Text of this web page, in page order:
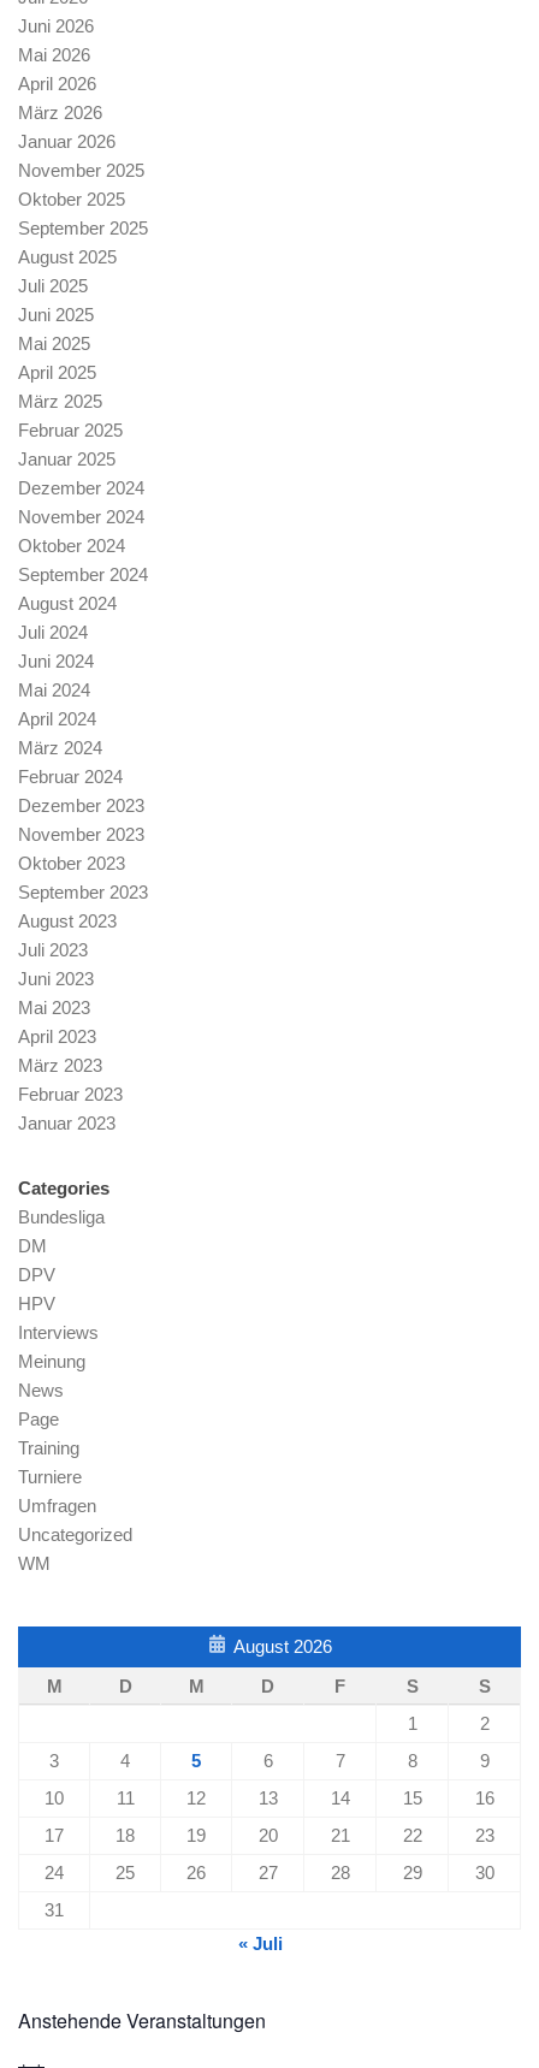
Juni 2026
Mai 2026
April 2026
März 2026
Januar 2026
November 2025
Oktober 2025
September 2025
August 2025
Juli 2025
Juni 2025
Mai 2025
April 2025
März 2025
Februar 2025
Januar 2025
Dezember 2024
November 2024
Oktober 2024
September 2024
August 2024
Juli 2024
Juni 2024
Mai 2024
April 2024
März 2024
Februar 2024
Dezember 2023
November 2023
Oktober 2023
September 2023
August 2023
Juli 2023
Juni 2023
Mai 2023
April 2023
März 2023
Februar 2023
Januar 2023
Categories
Bundesliga
DM
DPV
HPV
Interviews
Meinung
News
Page
Training
Turniere
Umfragen
Uncategorized
WM
August 2026
M
D M D F S
S
1
2
3
4 5 6 7 8
9
10
11 12 13 14 15
16
17
18 19 20 21 22
23
24
25 26 27 28 29
30
31
« Juli
Anstehende Veranstaltungen